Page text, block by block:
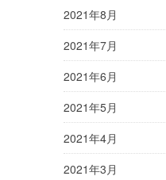
2021年8月
2021年7月
2021年6月
2021年5月
2021年4月
2021年3月